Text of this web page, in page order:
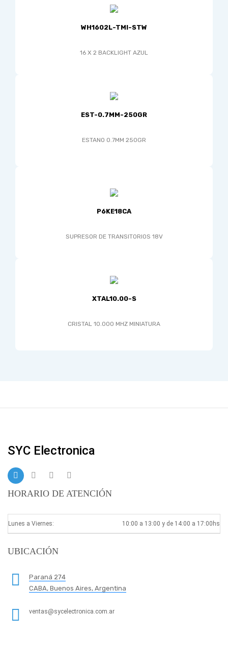
WH1602L-TMI-STW
16 X 2 BACKLIGHT AZUL
EST-0.7MM-250GR
ESTANO 0.7MM 250GR
P6KE18CA
SUPRESOR DE TRANSITORIOS 18V
XTAL10.00-S
CRISTAL 10.000 MHZ MINIATURA
SYC Electronica
HORARIO DE ATENCIÓN
Lunes a Viernes: 10:00 a 13:00 y de 14:00 a 17:00hs
UBICACIÓN
Paraná 274
CABA, Buenos Aires, Argentina
ventas@sycelectronica.com.ar